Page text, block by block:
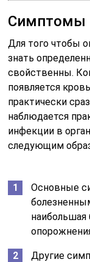
Симптомы
Для того чтобы
знать
свойственны.
появляется
практически
наблюдается
инфекции в
следующим
Основные
Другие